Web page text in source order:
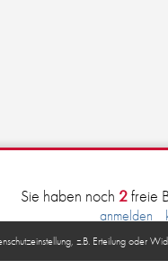
©
z.B. Erteilung oder
Sie haben noch 2freie
anmelden